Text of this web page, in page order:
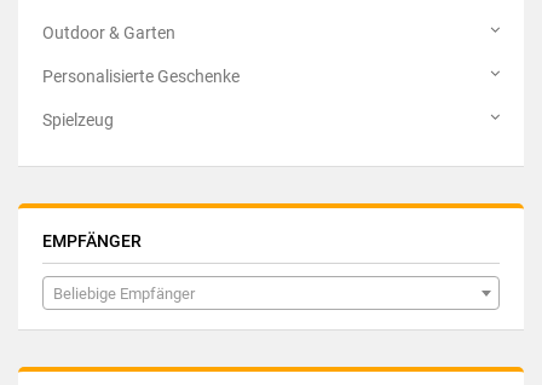
Outdoor & Garten
Personalisierte Geschenke
Spielzeug
EMPFÄNGER
Beliebige Empfänger